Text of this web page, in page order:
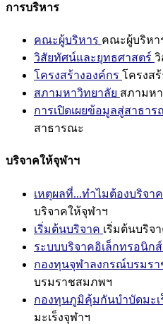
การบริหาร
คณะผู้บริหาร คณะผู้บริหา
วิสัยทัศน์และยุทธศาสตร์
โครงสร้างองค์กร โครงส
สภามหาวิทยาลัย สภามห
การเปิดเผยข้อมูลสู่สาธาร
สาธารณะ
บริจาคให้จุฬาฯ
เหตุผลที่...ทำไมต้องบริจา
บริจาคให้จุฬาฯ
เริ่มต้นบริจาค เริ่มต้นบริจ
ระบบบริจาคอิเล็กทรอนิกส์
กองทุนจุฬาลงกรณ์บรมร
บรมราชสมภพฯ
กองทุนภูมิคุ้มกันบำบัดมะเ
มะเร็งจุฬาฯ